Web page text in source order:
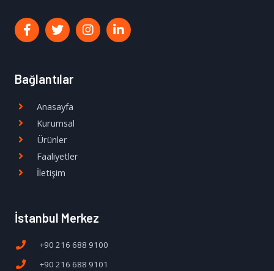
Bağlantılar
Anasayfa
Kurumsal
Ürünler
Faaliyetler
İletişim
İstanbul Merkez
+90 216 688 9100
+90 216 688 9101